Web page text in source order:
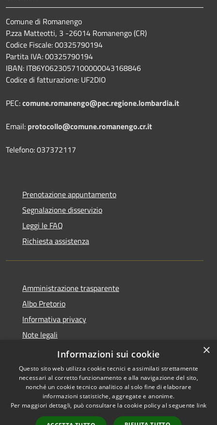
Comune di Romanengo
P.zza Matteotti, 3 -26014 Romanengo (CR)
Codice Fiscale: 00325790194
Partita IVA: 00325790194
IBAN: IT86Y0623057100000043168846
Codice di fatturazione: UF2DIO
PEC:comune.romanengo@pec.regione.lombardia.it
Email: protocollo@comune.romanengo.cr.it
Telefono: 037372117
Prenotazione appuntamento
Segnalazione disservizio
Leggi le FAQ
Richiesta assistenza
Amministrazione trasparente
Albo Pretorio
Informativa privacy
Note legali
Dichiarazione di accessibilità
Accessibilità
Copyright © 2026 • Comune di
Romanengo • Powered by
Municipium• Accesso
×
Informazioni sui cookie
Questo sito web utilizza cookie tecnici e assimilati strettamente
necessari al corretto funzionamento e alla navigazione del sito,
nonché un cookie tecnico analitico al solo fine di elaborare
informazioni statistiche, aggregate e anonime.
Per maggiori dettagli, può consultare la cookie policy al seguente link